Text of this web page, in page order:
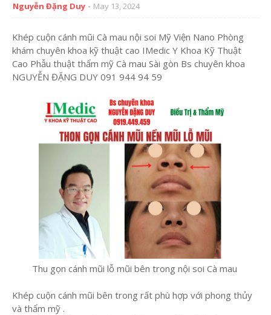
Nguyễn Đặng Duy May 13, 2024
Khép cuộn cánh mũi Cà mau nội soi Mỹ Viện Nano Phòng
khám chuyên khoa kỹ thuật cao IMedic Y Khoa Kỹ Thuật
Cao Phẫu thuật thẩm mỹ Cà mau Sài gòn Bs chuyên khoa
NGUYỄN ĐẶNG DUY 091 944 94 59
Thu gọn cánh mũi lỗ mũi bên trong nội soi Cà mau
Khép cuộn cánh mũi bên trong rất phù hợp với phong thủy
và thẩm mỹ .